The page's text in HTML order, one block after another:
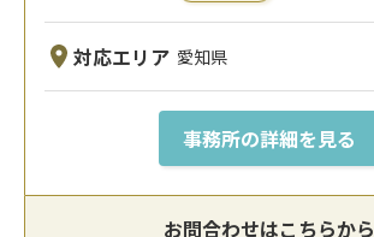
対応エリア 愛知県
事務所の詳細を見る
お問合わせはこちらから